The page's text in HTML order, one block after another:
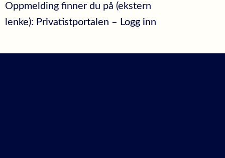
Oppmelding finner du på (ekstern
lenke): Privatistportalen – Logg inn